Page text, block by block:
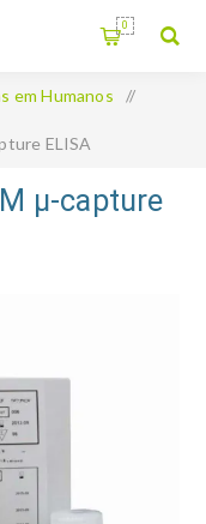
0
em Humanos /
ELISA
µ-capture